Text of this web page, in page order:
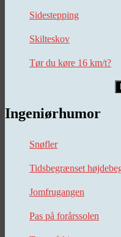
Sidestepping
Skilteskov
Tør du køre 16 km/t?
Ingeniørhumor
Snøfler
Tidsbegrænset
Jomfrugangen
Pas på forårssolen